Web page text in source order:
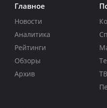
Главное
Новости
Аналитика
Рейтинги
Обзоры
Архив
ТВ